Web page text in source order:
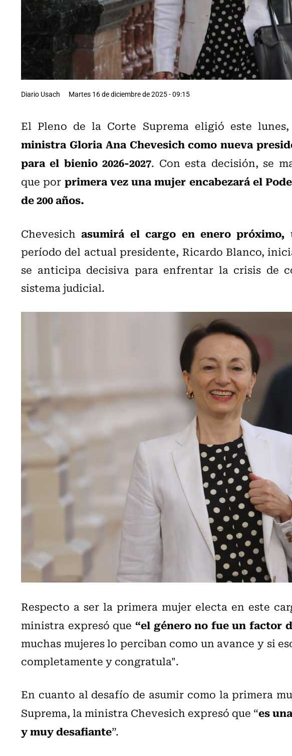
Diario Usach Martes 16 de diciembre de 2025 - 09:15
El Pleno de la Corte Suprema eligió este
ministra Gloria Ana Chevesich como nueva
para el bienio 2026-2027. Con esta decisión, se
que por primera vez una mujer encabezará el
de 200 años.
Chevesichasumirá el cargo en enero próximo,
período del actual presidente, Ricardo Blanco,
se anticipa decisiva para enfrentar la crisis de
sistema judicial.
Respecto a ser la primera mujer electa en este
ministra expresó que “el género no fue un factor
muchas mujeres lo perciban como un avance y si
completamente y congratula".
En cuanto al desafío de asumir como la primera
Suprema, la ministra Chevesich expresó que “es
y muy desafiante”.